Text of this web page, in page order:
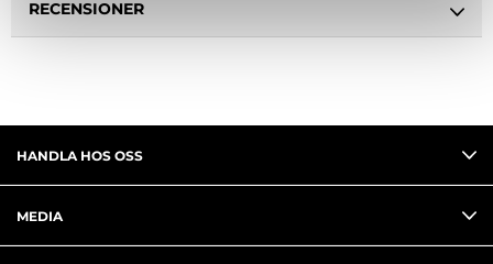
RECENSIONER
HANDLA HOS OSS
MEDIA